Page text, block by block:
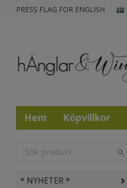
PRESS FLAG FOR ENGLISH
Hem Köpvillkor
* NYHETER *